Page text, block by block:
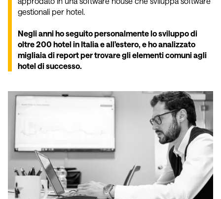
gestionali per hotel.
Negli anni ho seguito personalmente lo sviluppo di
oltre 200 hotel in Italia e all’estero, e ho analizzato
migliaia di report per trovare gli elementi comuni agli
hotel di successo.